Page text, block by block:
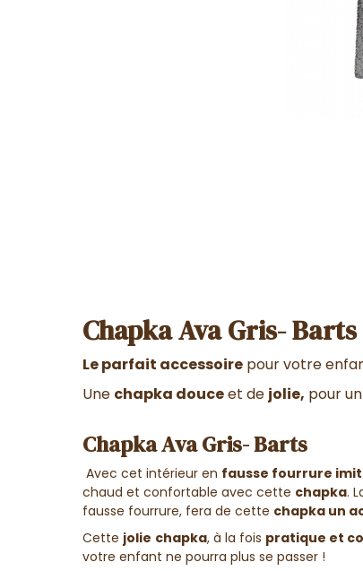
Chapka Ava Gris- Barts
Le parfait accessoire pour votre
Une chapka douceet de jolie, pour un
Chapka Ava Gris- Barts
Avec cet intérieur en fausse fourrure
chaud et confortable avec cette chapka.
fausse fourrure, fera de cette chapka un
Cette jolie chapka, à la fois pratique et
votre enfant ne pourra plus se passer !